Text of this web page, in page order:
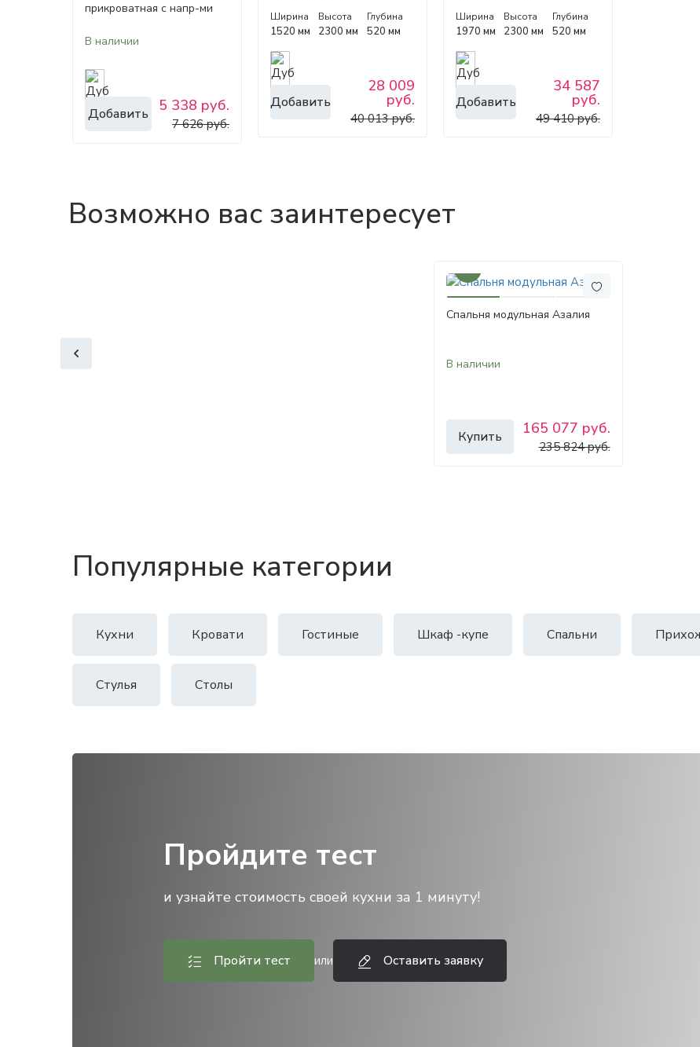
прикроватная с напр-ми
В наличии
Добавить 5 338 руб.
7 626 руб.
Ширина
1520 мм
Высота
2300 мм
Глубина
520 мм
Добавить
28 009
руб.
40 013 руб.
Ширина
1970 мм
Высота
2300 мм
Глубина
520 мм
Добавить
34 587
руб.
49 410 руб.
Возможно вас заинтересует
Спальня модульная Азалия
В наличии
Купить 165 077 руб.
235 824 руб.
Популярные категории
Кухни Кровати Гостиные Шкаф -купе Спальни
Стулья Столы
Пройдите тест
и узнайте стоимость своей кухни за 1 минуту!
Пройти тест или Оставить заявку